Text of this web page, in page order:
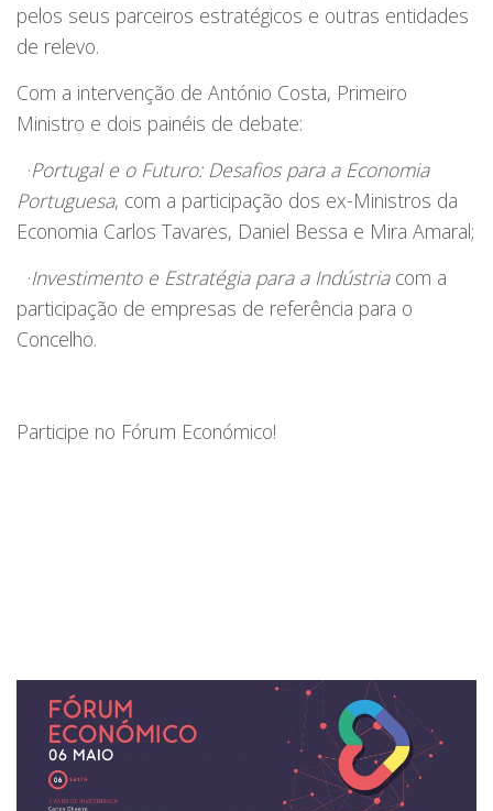
pelos seus parceiros estratégicos e outras entidades
de relevo.
Com a intervenção de António Costa, Primeiro
Ministro e dois painéis de debate:
·Portugal e o Futuro: Desafios para a Economia
Portuguesa, com a participação dos ex-Ministros da
Economia Carlos Tavares, Daniel Bessa e Mira Amaral;
·Investimento e Estratégia para a Indústriacom a
participação de empresas de referência para o
Concelho.
Participe no Fórum Económico!